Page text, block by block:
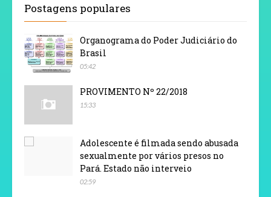
Postagens populares
Organograma do Poder Judiciário do
Brasil
05:42
PROVIMENTO Nº 22/2018
15:33
Adolescente é filmada sendo abusada
sexualmente por vários presos no
Pará. Estado não interveio
02:59